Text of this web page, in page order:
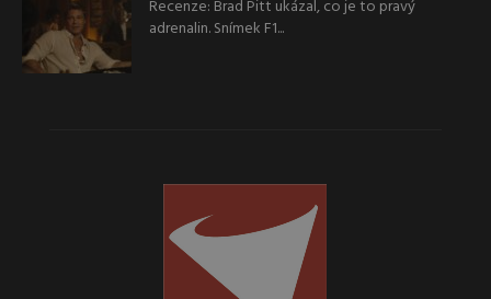
Recenze: Brad Pitt ukázal, co je to pravý
adrenalin. Snímek F1...